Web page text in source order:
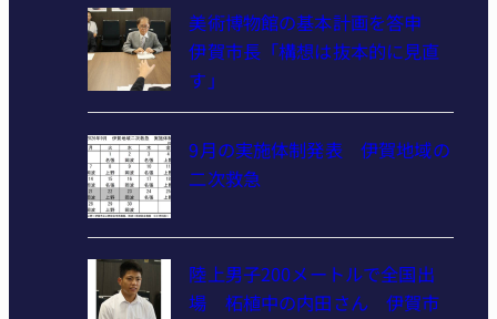
美術博物館の基本計画を答申
伊賀市長「構想は抜本的に見直
す」
9月の実施体制発表 伊賀地域の
二次救急
陸上男子200メートルで全国出
場 柘植中の内田さん 伊賀市